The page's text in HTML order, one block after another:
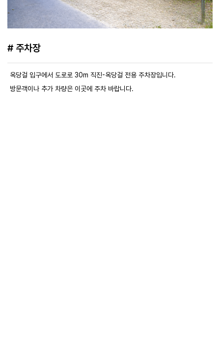
# 주차장
옥당걸 입구에서 도로로 30m 직진-옥당걸 전용 주차장입니다.
방문객이나 추가 차량은 이곳에 주차 바랍니다.